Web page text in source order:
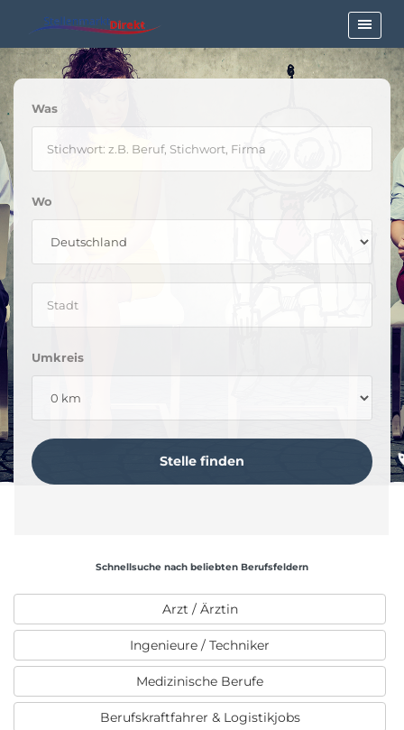
Was
Wo
Umkreis
Schnellsuche nach beliebten Berufsfeldern
Arzt / Ärztin
Ingenieure / Techniker
Medizinische Berufe
Berufskraftfahrer & Logistikjobs